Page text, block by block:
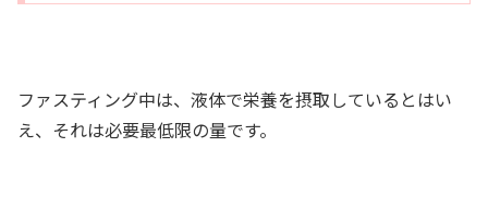
ファスティング中は、液体で栄養を摂取しているとはい
え、それは必要最低限の量です。